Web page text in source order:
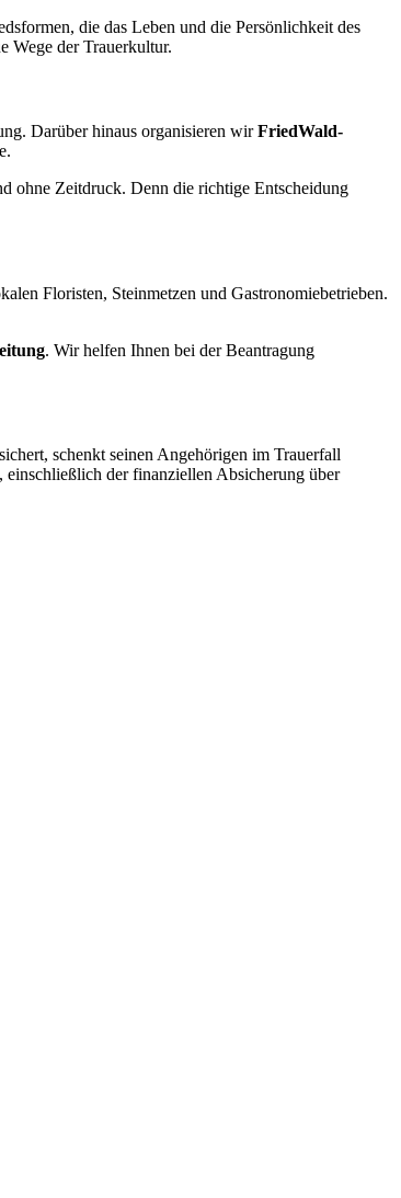
die das Leben und die Persönlichkeit des
Wege der Trauerkultur.
Darüber hinaus organisieren wirFriedWald-
ohne Zeitdruck. Denn die richtige Entscheidung
Floristen, Steinmetzen und Gastronomiebetrieben.
. Wir helfen Ihnen bei der Beantragung
schenkt seinen Angehörigen im Trauerfall
der finanziellen Absicherung über